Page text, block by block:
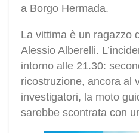
a Borgo Hermada.
La vittima è un ragazzo
Alessio Alberelli.
intorno alle 21.30:
ricostruzione, ancora al
investigatori, la moto
sarebbe scontrata con